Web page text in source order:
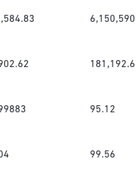
95.12
99.56